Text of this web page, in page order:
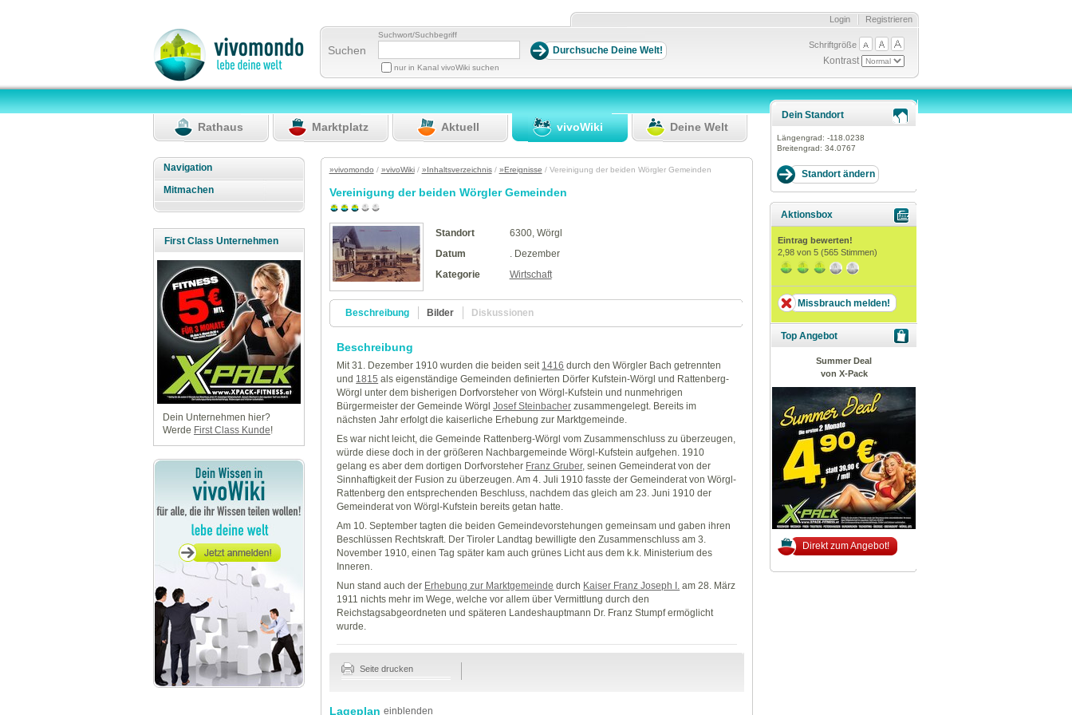
Registrieren
Login
Suchen
Suchwort/Suchbegriff
nur in Kanal vivoWiki suchen
Schriftgröße
Kontrast
Rathaus Marktplatz Aktuell vivoWiki Deine Welt
Navigation
Mitmachen
First Class Unternehmen
Dein Unternehmen hier?
Werde First Class Kunde!
»vivomondo / »vivoWiki/ »Inhaltsverzeichnis/ »Ereignisse / Vereinigung der beiden Wörgler Gemeinden
Vereinigung der beiden Wörgler Gemeinden
Standort
6300, Wörgl
Datum
. Dezember
Kategorie
Wirtschaft
Beschreibung Bilder Diskussionen
Beschreibung
Mit 31. Dezember 1910 wurden die beiden seit 1416 durch den Wörgler Bach getrennten
und 1815 als eigenständige Gemeinden definierten Dörfer Kufstein-Wörgl und Rattenberg-
Wörgl unter dem bisherigen Dorfvorsteher von Wörgl-Kufstein und nunmehrigen
Bürgermeister der Gemeinde WörglJosef Steinbacher zusammengelegt. Bereits im
nächsten Jahr erfolgt die kaiserliche Erhebung zur Marktgemeinde.
Es war nicht leicht, die Gemeinde Rattenberg-Wörgl vom Zusammenschluss zu überzeugen,
würde diese doch in der größeren Nachbargemeinde Wörgl-Kufstein aufgehen. 1910
gelang es aber dem dortigen Dorfvorsteher Franz Gruber, seinen Gemeinderat von der
Sinnhaftigkeit der Fusion zu überzeugen. Am 4. Juli 1910 fasste der Gemeinderat von Wörgl-
Rattenberg den entsprechenden Beschluss, nachdem das gleich am 23. Juni 1910 der
Gemeinderat von Wörgl-Kufstein bereits getan hatte.
Am 10. September tagten die beiden Gemeindevorstehungen gemeinsam und gaben ihren
Beschlüssen Rechtskraft. Der Tiroler Landtag bewilligte den Zusammenschluss am 3.
November 1910, einen Tag später kam auch grünes Licht aus dem k.k. Ministerium des
Inneren.
Nun stand auch der Erhebung zur Marktgemeinde durch Kaiser Franz Joseph I. am 28. März
1911 nichts mehr im Wege, welche vor allem über Vermittlung durch den
Reichstagsabgeordneten und späteren Landeshauptmann Dr. Franz Stumpf ermöglicht
wurde.
Seite drucken
Lageplan einblenden
Dein Standort
Längengrad: -118.0238
Breitengrad: 34.0767
Aktionsbox
Eintrag bewerten!
2,98 von 5 (565 Stimmen)
Missbrauch melden!
Top Angebot
Summer Deal
von X-Pack
Direkt zum Angebot!